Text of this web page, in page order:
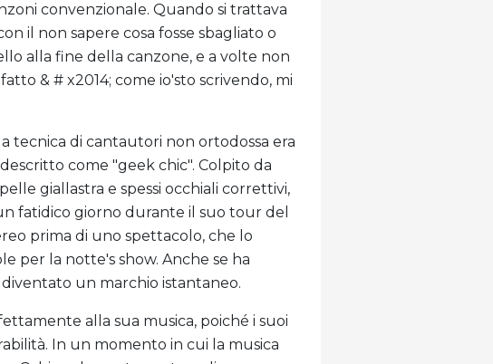
convenzionale. Quando si trattava
il non sapere cosa fosse sbagliato o
alla fine della canzone, e a volte non
& # x2014; come io'sto scrivendo, mi
tecnica di cantautori non ortodossa era
come "geek chic". Colpito da
giallastra e spessi occhiali correttivi,
fatidico giorno durante il suo tour del
prima di uno spettacolo, che lo
per la notte's show. Anche se ha
un marchio istantaneo.
alla sua musica, poiché i suoi
In un momento in cui la musica